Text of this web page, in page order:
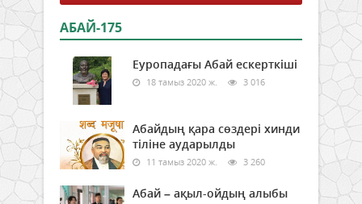
АБАЙ-175
Еуропадағы Абай ескерткіші
18 тамыз 2020 ж. 3 016
Абайдың қара сөздері хинди
тіліне аударылды
11 тамыз 2020 ж. 3 260
Абай – ақыл-ойдың алыбы